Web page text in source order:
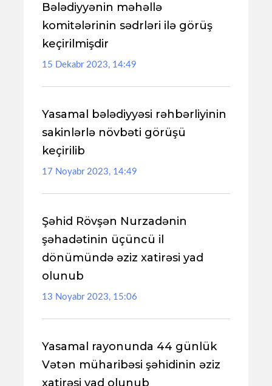
Bələdiyyənin məhəllə
komitələrinin sədrləri ilə görüş
keçirilmişdir
15 Dekabr 2023, 14:49
Yasamal bələdiyyəsi rəhbərliyinin
sakinlərlə növbəti görüşü
keçirilib
17 Noyabr 2023, 14:49
Şəhid Rövşən Nurzadənin
şəhadətinin üçüncü il
dönümündə əziz xatirəsi yad
olunub
13 Noyabr 2023, 15:06
Yasamal rayonunda 44 günlük
Vətən müharibəsi şəhidinin əziz
xatirəsi yad olunub